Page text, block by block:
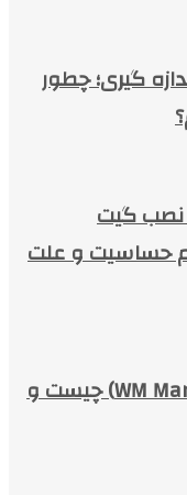
گیری؛ چطور
نصب گیت
حساسیت و علت
بروکر دبلیو ام مارکتس (WM Markets) چیست و